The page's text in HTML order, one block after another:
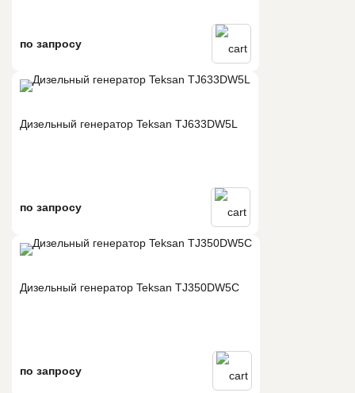
по запросу
Дизельный генератор Teksan TJ633DW5L
по запросу
Дизельный генератор Teksan TJ350DW5C
по запросу